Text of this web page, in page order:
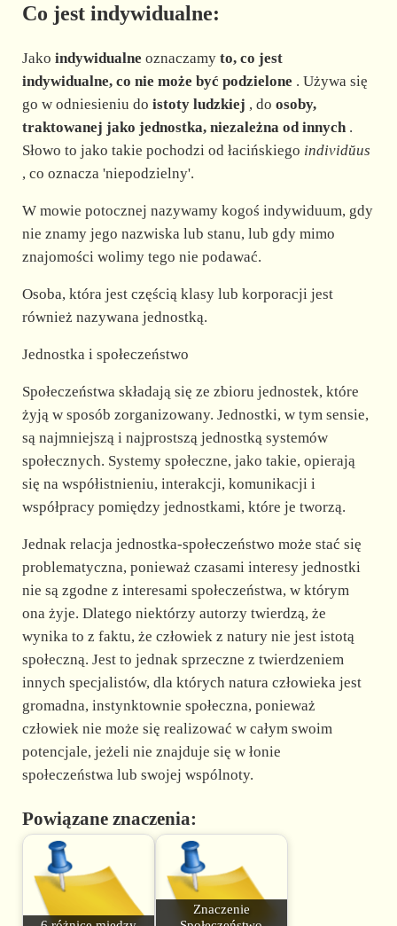
V
i
d
o
Co jest indywidualne:
Jako indywidualne oznaczamy to, co jest
indywidualne, co nie może być podzielone . Używa się
go w odniesieniu do istoty ludzkiej , do osoby,
traktowanej jako jednostka, niezależna od innych.
Słowo to jako takie pochodzi od łacińskiego individŭus
, co oznacza 'niepodzielny'.
W mowie potocznej nazywamy kogoś indywiduum, gdy
nie znamy jego nazwiska lub stanu, lub gdy mimo
znajomości wolimy tego nie podawać.
Osoba, która jest częścią klasy lub korporacji jest
również nazywana jednostką.
Jednostka i społeczeństwo
Społeczeństwa składają się ze zbioru jednostek, które
żyją w sposób zorganizowany. Jednostki, w tym sensie,
są najmniejszą i najprostszą jednostką systemów
społecznych. Systemy społeczne, jako takie, opierają
się na współistnieniu, interakcji, komunikacji i
współpracy pomiędzy jednostkami, które je tworzą.
Jednak relacja jednostka-społeczeństwo może stać się
problematyczna, ponieważ czasami interesy jednostki
nie są zgodne z interesami społeczeństwa, w którym
ona żyje. Dlatego niektórzy autorzy twierdzą, że
wynika to z faktu, że człowiek z natury nie jest istotą
społeczną. Jest to jednak sprzeczne z twierdzeniem
innych specjalistów, dla których natura człowieka jest
gromadna, instynktownie społeczna, ponieważ
człowiek nie może się realizować w całym swoim
potencjale, jeżeli nie znajduje się w łonie
społeczeństwa lub swojej wspólnoty.
Powiązane znaczenia:
Znaczenie